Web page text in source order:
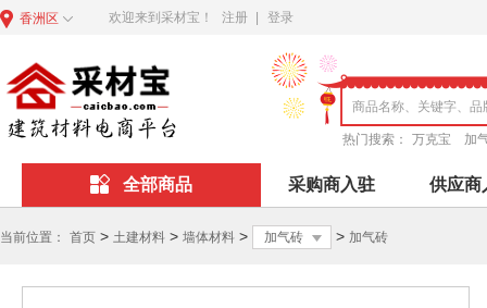
香洲区 欢迎来到采材宝！ 注册 登录
热门搜索： 万克宝 加
全部商品 采购商入驻 供应商
当前位置： 首页 > 土建材料 > 墙体材料 > 加气砖 > 加气砖